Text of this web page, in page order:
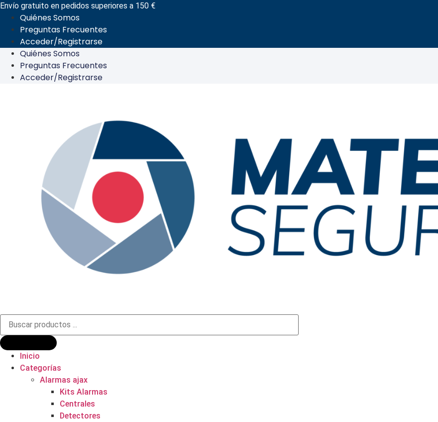
Ir
contenido
Envío gratuito en pedidos superiores a 150 €
Quiénes Somos
Preguntas Frecuentes
Acceder/Registrarse
Quiénes Somos
Preguntas Frecuentes
Acceder/Registrarse
Búsqueda
productos
Inicio
Categorías
Alarmas ajax
Kits Alarmas
Centrales
Detectores